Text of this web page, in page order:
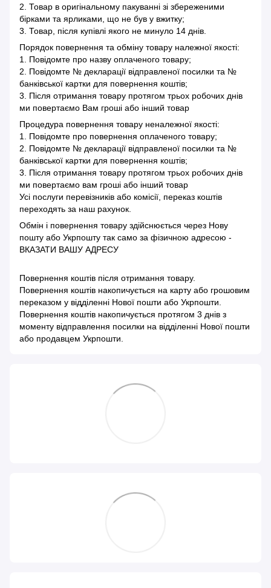
2. Товар в оригінальному пакуванні зі збереженими
бірками та ярликами, що не був у вжитку;
3. Товар, після купівлі якого не минуло 14 днів.
Порядок повернення та обміну товару належної якості:
1. Повідомте про назву оплаченого товару;
2. Повідомте № декларації відправленої посилки та №
банківської картки для повернення коштів;
3. Після отримання товару протягом трьох робочих днів
ми повертаємо Вам гроші або інший товар
Процедура повернення товару неналежної якості:
1. Повідомте про повернення оплаченого товару;
2. Повідомте № декларації відправленої посилки та №
банківської картки для повернення коштів;
3. Після отримання товару протягом трьох робочих днів
ми повертаємо вам гроші або інший товар
Усі послуги перевізників або комісії, переказ коштів
переходять за наш рахунок.
Обмін і повернення товару здійснюється через Нову
пошту або Укрпошту так само за фізичною адресою -
ВКАЗАТИ ВАШУ АДРЕСУ
Повернення коштів після отримання товару.
Повернення коштів накопичується на карту або грошовим
переказом у відділенні Нової пошти або Укрпошти.
Повернення коштів накопичується протягом 3 днів з
моменту відправлення посилки на відділенні Нової пошти
або продавцем Укрпошти.